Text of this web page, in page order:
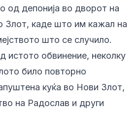
од депонија во дворот на
Злот, каде што им кажал на
што се случило.
истото обвинение, неколку
било повторно
куќа во Нови Злот,
на Радослав и други